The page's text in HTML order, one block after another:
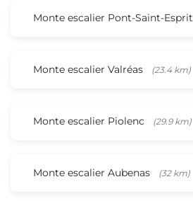
Monte escalier Pont-Saint-Esprit
Monte escalier Valréas (23.4 km)
Monte escalier Piolenc (29.9 km)
Monte escalier Aubenas (32 km)